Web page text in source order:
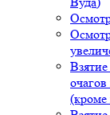
(кроме